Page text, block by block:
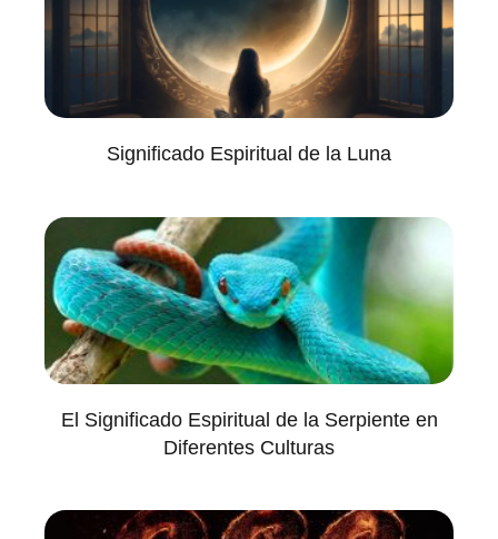
Significado Espiritual de la Luna
El Significado Espiritual de la Serpiente en
Diferentes Culturas